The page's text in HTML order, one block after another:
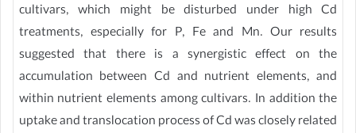
cultivars, which might be disturbed under high Cd
treatments, especially for P, Fe and Mn. Our results
suggested that there is a synergistic effect on the
accumulation between Cd and nutrient elements, and
within nutrient elements among cultivars. In addition the
uptake and translocation process of Cd was closely related